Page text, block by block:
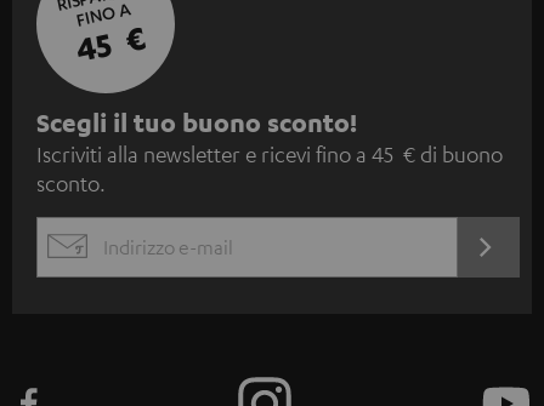
FINO A
45 €
I
s
c
Scegli il tuo buono sconto!
Iscriviti alla newsletter e ricevi fino a 45 € di buono
sconto.
EMAIL
ORA